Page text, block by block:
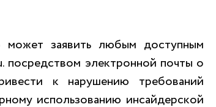
заявить любым доступным
посредством электронной почты о
к нарушению требований
использованию инсайдерской